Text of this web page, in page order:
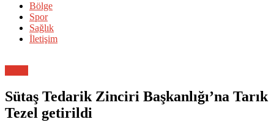
Bölge
Spor
Sağlık
İletişim
Sütaş Tedarik Zinciri Başkanlığı’na Tarık
Tezel getirildi